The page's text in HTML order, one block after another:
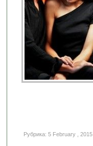
Рубрика: 5 February , 2015